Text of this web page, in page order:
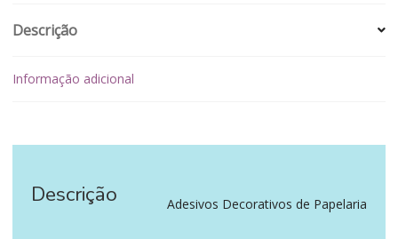
Descrição
Informação adicional
Descrição Adesivos Decorativos de Papelaria